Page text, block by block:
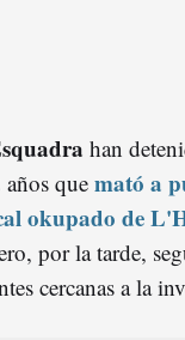
han
quemató a
okupado de
por la tarde,
cercanas a la